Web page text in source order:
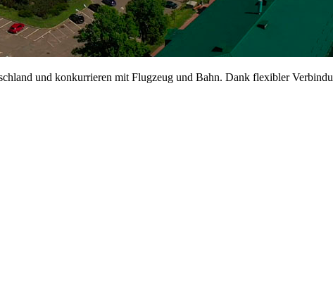
und konkurrieren mit Flugzeug und Bahn. Dank flexibler